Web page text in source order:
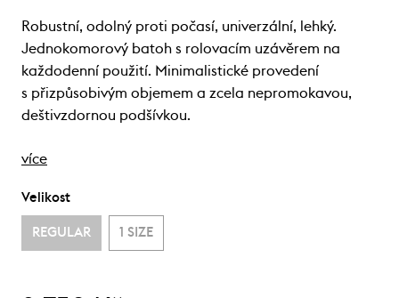
Robustní, odolný proti počasí, univerzální, lehký.
Jednokomorový batoh s rolovacím uzávěrem na
každodenní použití. Minimalistické provedení
s přizpůsobivým objemem a zcela nepromokavou,
deštivzdornou podšívkou.
více
Velikost
REGULAR 1 SIZE